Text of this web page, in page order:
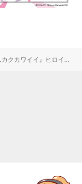
TVアニメ『トニカクカワイイ』ヒロイン・由崎 司を演じた鬼頭明里が、「恋のうた」「ぐるぐるライブ」など愛を持って作られた楽曲たちの魅力やRECの思い出を語る！